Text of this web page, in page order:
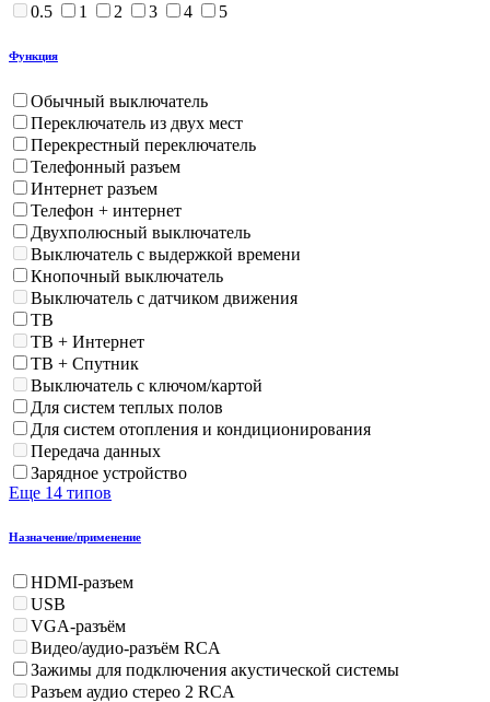
0.5 1 2 3 4 5
Функция
Обычный выключатель
Переключатель из двух мест
Перекрестный переключатель
Телефонный разъем
Интернет разъем
Телефон + интернет
Двухполюсный выключатель
Выключатель с выдержкой времени
Кнопочный выключатель
Выключатель с датчиком движения
ТВ
ТВ + Интернет
ТВ + Спутник
Выключатель с ключом/картой
Для систем теплых полов
Для систем отопления и кондиционирования
Передача данных
Зарядное устройство
Еще 14 типов
Назначение/применение
HDMI-разъем
USB
VGA-разъём
Видео/аудио-разъём RCA
Зажимы для подключения акустической системы
Разъем аудио стерео 2 RCA